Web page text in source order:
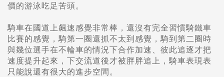
價的游泳吃足苦頭。
騎車在國道上飆速感覺非常棒，還沒有完全習慣騎鐵車
比賽的感覺，騎第一圈還抓不太到感覺，騎到第二圈時
與幾位選手在不輪車的情況下合作加速、彼此追逐才把
速度提升起來，下交流道後才被胖胖追上，騎車表現表
只能說還有很大的進步空間。